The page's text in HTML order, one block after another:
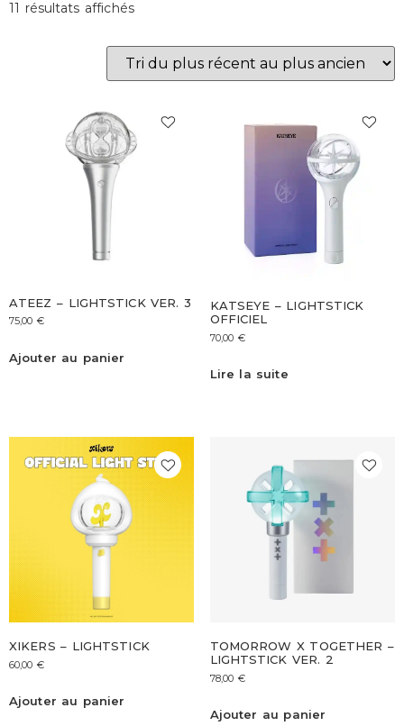
11 résultats affichés
ATEEZ – LIGHTSTICK VER. 3
75,00 €
Ajouter au panier
KATSEYE – LIGHTSTICK
OFFICIEL
70,00 €
Lire la suite
XIKERS – LIGHTSTICK
60,00 €
Ajouter au panier
TOMORROW X TOGETHER –
LIGHTSTICK VER. 2
78,00 €
Ajouter au panier